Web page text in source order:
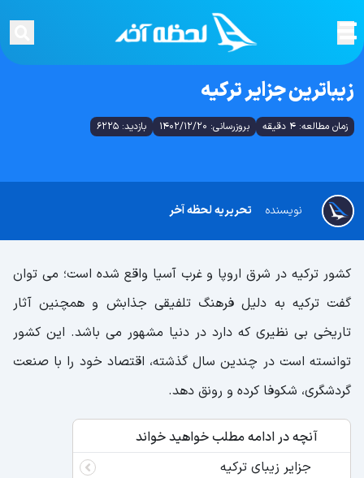
زیباترین جزایر ترکیه
زمان مطالعه: 4 دقیقه بروزرسانی: 1402/12/20 بازدید: 6225
تحریریه لحظه آخر نویسنده
کشور ترکیه در شرق اروپا و غرب آسیا واقع شده است؛ می توان
گفت ترکیه به دلیل فرهنگ تلفیقی جذابش و همچنین آثار
تاریخی بی نظیری که دارد در دنیا مشهور می باشد. این کشور
توانسته است در چندین سال گذشته، اقتصاد خود را با صنعت
گردشگری، شکوفا کرده و رونق دهد.
آنچه در ادامه مطلب خواهید خواند
جزایر زیبای ترکیه